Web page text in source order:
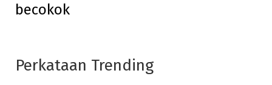
post:
becokok
Perkataan Trending